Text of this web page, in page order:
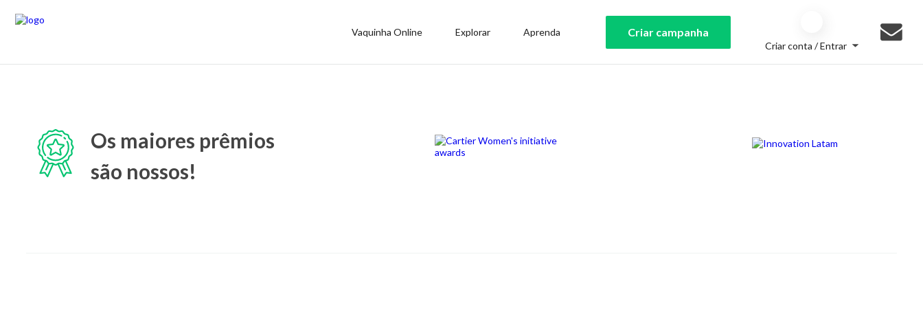
Vaquinha Online Explorar Aprenda Criar campanha
Criar conta / Entrar
Os maiores prêmios
são nossos!